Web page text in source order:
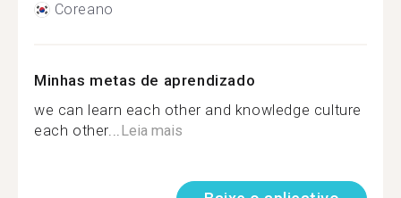
Coreano
Minhas metas de aprendizado
we can learn each other and knowledge culture
each other...Leia mais